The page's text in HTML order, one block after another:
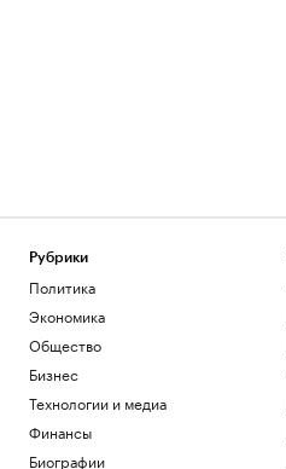
Рубрики
Политика
Экономика
Общество
Бизнес
Технологии и медиа
Финансы
Биографии